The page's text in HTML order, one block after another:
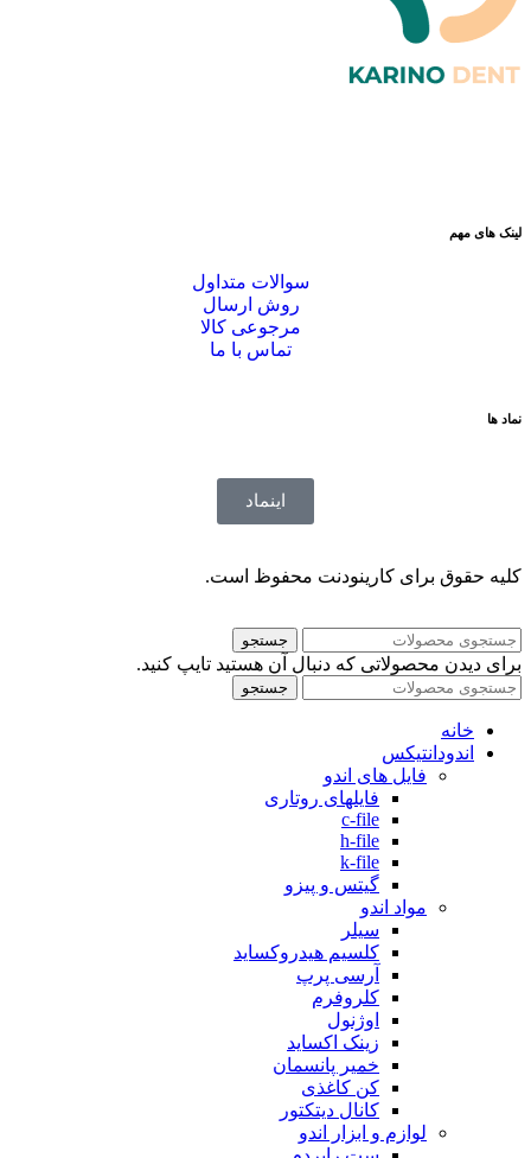
لینک های مهم
سوالات متداول
روش ارسال
مرجوعی کالا
تماس با ما
نماد ها
اینماد
کلیه حقوق برای کارینودنت محفوظ است.
جستجو
برای دیدن محصولاتی که دنبال آن هستید تایپ کنید.
جستجو
خانه
اندودانتیکس
فایل های اندو
فایلهای روتاری
c-file
h-file
k-file
گیتس و پیزو
مواد اندو
سیلر
کلسیم هیدروکساید
آرسی پرپ
کلروفرم
اوژنول
زینک اکساید
خمیر پانسمان
کن کاغذی
کانال دیتکتور
لوازم و ابزار اندو